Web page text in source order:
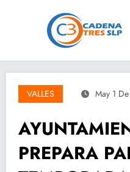
VALLES May 1
PREPARA